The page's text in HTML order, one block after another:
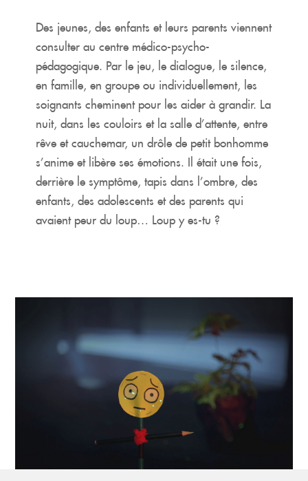
Des jeunes, des enfants et leurs parents viennent
consulter au centre médico-psycho-
pédagogique. Par le jeu, le dialogue, le silence,
en famille, en groupe ou individuellement, les
soignants cheminent pour les aider à grandir. La
nuit, dans les couloirs et la salle d’attente, entre
rêve et cauchemar, un drôle de petit bonhomme
s’anime et libère ses émotions. Il était une fois,
derrière le symptôme, tapis dans l’ombre, des
enfants, des adolescents et des parents qui
avaient peur du loup… Loup y es-tu ?